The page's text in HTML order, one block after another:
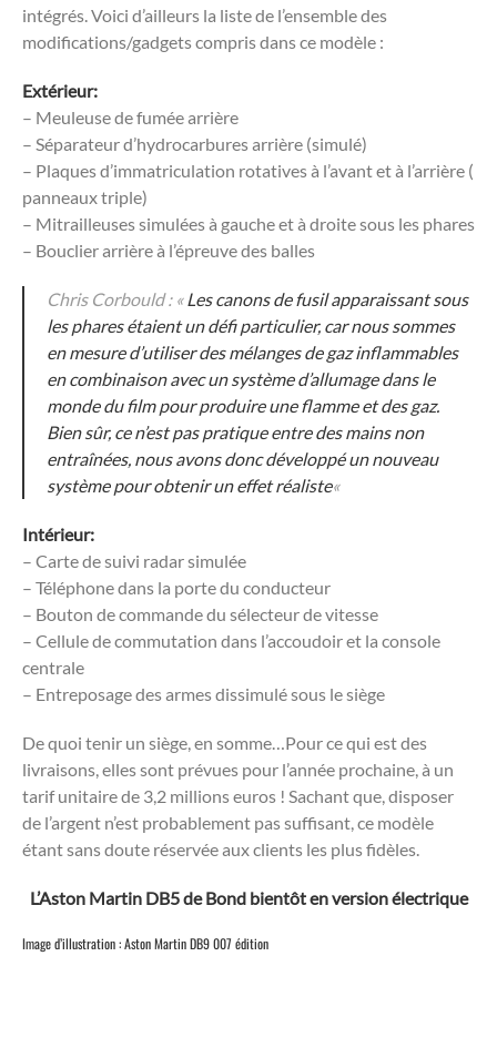
intégrés. Voici d’ailleurs la liste de l’ensemble des
modifications/gadgets compris dans ce modèle :
Extérieur:
– Meuleuse de fumée arrière
– Séparateur d’hydrocarbures arrière (simulé)
– Plaques d’immatriculation rotatives à l’avant et à l’arrière (
panneaux triple)
– Mitrailleuses simulées à gauche et à droite sous les phares
– Bouclier arrière à l’épreuve des balles
Chris Corbould : «Les canons de fusil apparaissant sous
les phares étaient un défi particulier, car nous sommes
en mesure d’utiliser des mélanges de gaz inflammables
en combinaison avec un système d’allumage dans le
monde du film pour produire une flamme et des gaz.
Bien sûr, ce n’est pas pratique entre des mains non
entraînées, nous avons donc développé un nouveau
système pour obtenir un effet réaliste«
Intérieur:
– Carte de suivi radar simulée
– Téléphone dans la porte du conducteur
– Bouton de commande du sélecteur de vitesse
– Cellule de commutation dans l’accoudoir et la console
centrale
– Entreposage des armes dissimulé sous le siège
De quoi tenir un siège, en somme…Pour ce qui est des
livraisons, elles sont prévues pour l’année prochaine, à un
tarif unitaire de 3,2 millions euros ! Sachant que, disposer
de l’argent n’est probablement pas suffisant, ce modèle
étant sans doute réservée aux clients les plus fidèles.
L’Aston Martin DB5 de Bond bientôt en version électrique
Image d’illustration : Aston Martin DB9 007 édition